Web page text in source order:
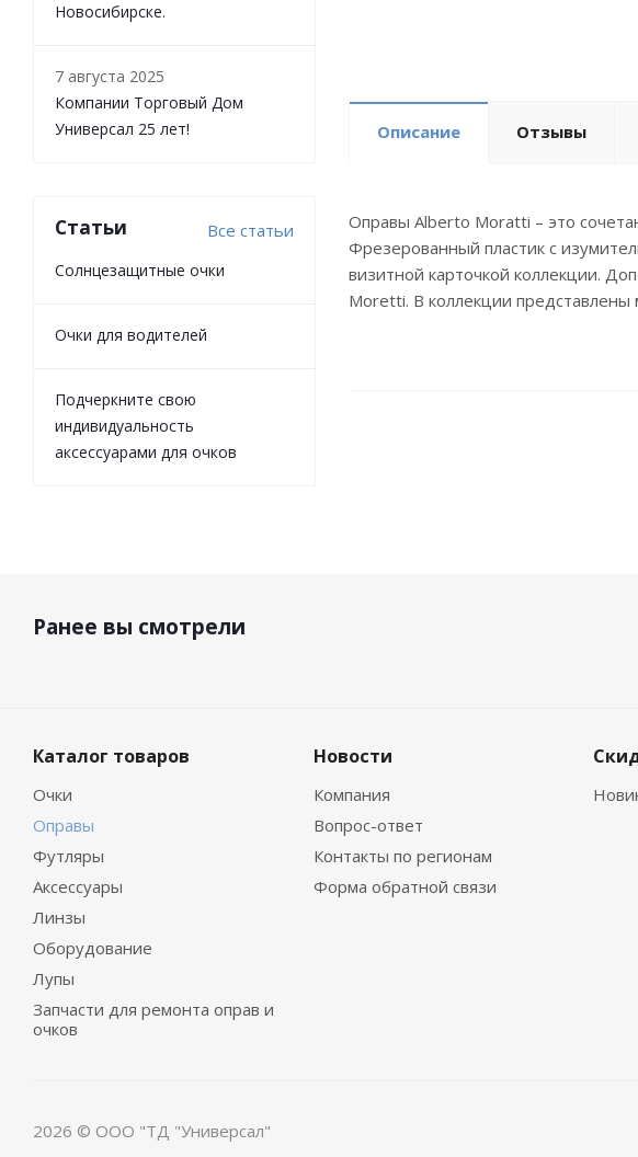
Описание Отзывы
Оправы Аlberto Moratti – это
Фрезерованный пластик с
визитной карточкой коллекции.
Moretti. В коллекции
Новосибирске.
7 августа 2025
Компании Торговый Дом
Универсал 25 лет!
Статьи Все статьи
Солнцезащитные очки
Очки для водителей
Подчеркните свою
индивидуальность
аксессуарами для очков
Ранее вы смотрели
Каталог товаров
Очки
Оправы
Футляры
Аксессуары
Линзы
Оборудование
Лупы
Запчасти для ремонта оправ и
очков
Новости
Компания
Вопрос-ответ
Контакты по регионам
Форма обратной связи
2026 © ООО "ТД "Универсал"